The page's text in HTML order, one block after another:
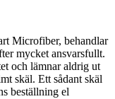
Microfiber, behandlar
mycket ansvarsfullt.
och lämnar aldrig ut
skäl. Ett sådant skäl
beställning el